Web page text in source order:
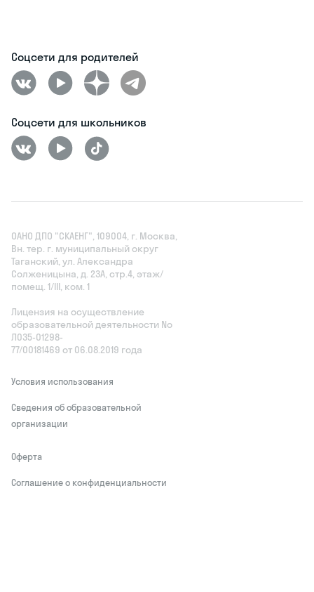
Соцсети для родителей
Соцсети для школьников
ОАНО ДПО "СКАЕНГ", 109004, г. Москва,
Вн. тер. г. муниципальный округ
Таганский, ул. Александра
Солженицына, д. 23А, стр.4, этаж/
помещ. 1/III, ком. 1
Лицензия на осуществление
образовательной деятельности No
Л035‑01298-
77/00181469 от 06.08.2019 года
Условия использования
Сведения об образовательной
организации
Оферта
Соглашение о конфиденциальности